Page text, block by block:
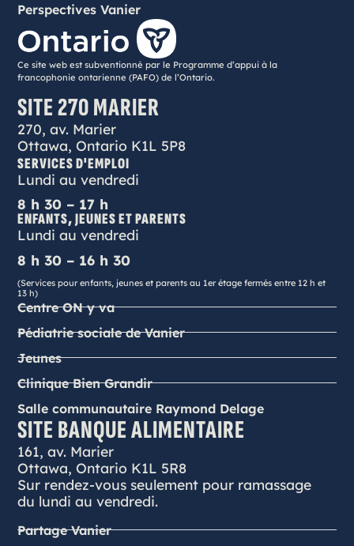
Perspectives Vanier
Ce site web est subventionné par le Programme d’appui à la
francophonie ontarienne (PAFO) de l’Ontario.
SITE 270 MARIER
270, av. Marier
Ottawa, Ontario K1L 5P8
SERVICES D'EMPLOI
Lundi au vendredi
8 h 30 – 17 h
ENFANTS, JEUNES ET PARENTS
Lundi au vendredi
8 h 30 – 16 h 30
(Services pour enfants, jeunes et parents au 1er étage fermés entre 12 h et
13 h)
Centre ON y va
Pédiatrie sociale de Vanier
Jeunes
Clinique Bien Grandir
Salle communautaire Raymond Delage
SITE BANQUE ALIMENTAIRE
161, av. Marier
Ottawa, Ontario K1L 5R8
Sur rendez-vous seulement pour ramassage
du lundi au vendredi.
Partage Vanier